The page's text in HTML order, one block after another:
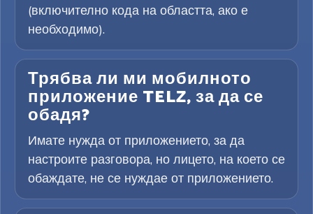
(включително кода на областта, ако е
необходимо).
Трябва ли ми мобилното
приложение TELZ, за да се
обадя?
Имате нужда от приложението, за да
настроите разговора, но лицето, на което се
обаждате, не се нуждае от приложението.